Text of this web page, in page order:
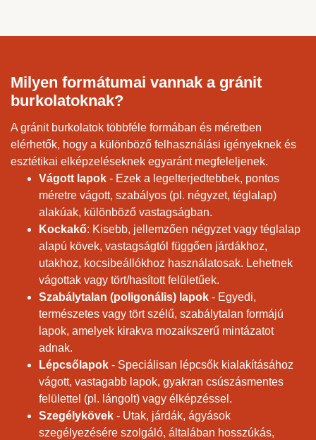
Milyen formátumai vannak a gránit
burkolatoknak?
A gránit burkolatok többféle formában és méretben
elérhetők, hogy a különböző felhasználási igényeknek és
esztétikai elképzeléseknek egyaránt megfeleljenek.
Vágott lapok - Ezek a legelterjedtebbek, pontos
méretre vágott, szabályos (pl. négyzet, téglalap)
alakúak, különböző vastagságban.
Kockakő: Kisebb, jellemzően négyzet vagy téglalap
alapú kövek, vastagságtól függően járdákhoz,
utakhoz, kocsibeállókhoz használatosak. Lehetnek
vágottak vagy tört/hasított felületűek.
Szabálytalan (poligonális) lapok - Egyedi,
természetes vagy tört szélű, szabálytalan formájú
lapok, amelyek kirakva mozaikszerű mintázatot
adnak.
Lépcsőlapok - Speciálisan lépcsők kialakításához
vágott, vastagabb lapok, gyakran csúszásmentes
felülettel (pl. lángolt) vagy élképzéssel.
Szegélykövek - Utak, járdák, ágyások
szegélyezésére szolgáló, általában hosszúkás,